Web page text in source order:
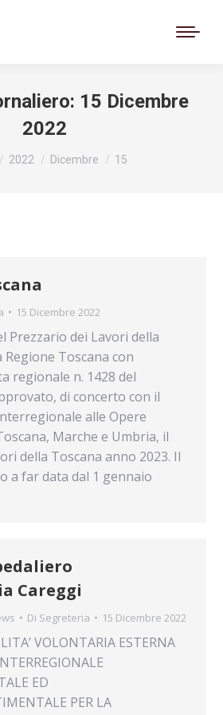
15 Dicembre
2022
2022 Dicembre 15
15 Dicembre 2022
Prezzario dei Lavori della
Regione Toscana con
regionale n. 1428 del
di concerto con il
alle Opere
Marche e Umbria, il
della Toscana anno 2023. Il
a far data dal 1 gennaio
Careggi
Di Segreteria 15 Dicembre 2022
VOLONTARIA ESTERNA
ED
PER LA